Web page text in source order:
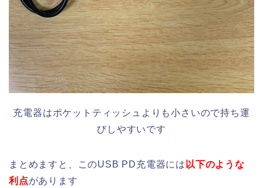
充電器はポケットティッシュよりも小さいので持ち運
びしやすいです
まとめますと、このUSB PD充電器には 以下のような
利点があります